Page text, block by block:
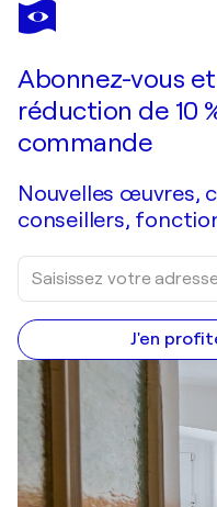
DAVID UTZON
Untitled layers varied 1
Abonnez-vous
réduction de 10
commande
Nouvelles œuvres,
conseillers,
J'en